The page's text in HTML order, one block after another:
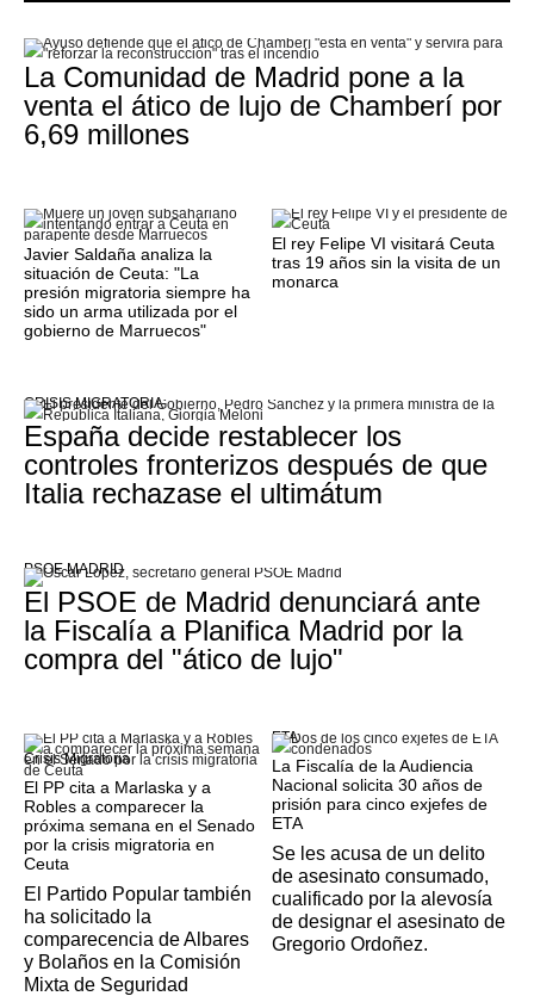
La Comunidad de Madrid pone a la
venta el ático de lujo de Chamberí por
6,69 millones
Javier Saldaña analiza la
situación de Ceuta: "La
presión migratoria siempre ha
sido un arma utilizada por el
gobierno de Marruecos"
El rey Felipe VI visitará Ceuta
tras 19 años sin la visita de un
monarca
CRISIS MIGRATORIA
España decide restablecer los
controles fronterizos después de que
Italia rechazase el ultimátum
PSOE MADRID
El PSOE de Madrid denunciará ante
la Fiscalía a Planifica Madrid por la
compra del "ático de lujo"
Crisis Migratoria
El PP cita a Marlaska y a
Robles a comparecer la
próxima semana en el Senado
por la crisis migratoria en
Ceuta
El Partido Popular también
ha solicitado la
comparecencia de Albares
y Bolaños en la Comisión
Mixta de Seguridad
ETA
La Fiscalía de la Audiencia
Nacional solicita 30 años de
prisión para cinco exjefes de
ETA
Se les acusa de un delito
de asesinato consumado,
cualificado por la alevosía
de designar el asesinato de
Gregorio Ordoñez.